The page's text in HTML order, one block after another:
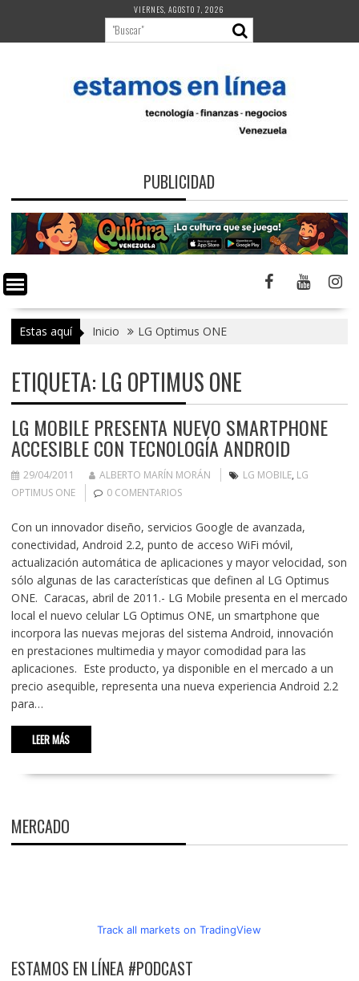
contenido
VIERNES, AGOSTO 7, 2026
PUBLICIDAD
Estas aquí Inicio LG Optimus ONE
ETIQUETA: LG OPTIMUS ONE
LG MOBILE PRESENTA NUEVO SMARTPHONE
ACCESIBLE CON TECNOLOGÍA ANDROID
29/04/2011 ALBERTO MARÍN MORÁN LG MOBILE, LG
OPTIMUS ONE
0 COMENTARIOS
Con un innovador diseño, servicios Google de avanzada,
conectividad, Android 2.2, punto de acceso WiFi móvil,
actualización automática de aplicaciones y mayor velocidad, son
sólo algunas de las características que definen al LG Optimus
ONE. Caracas, abril de 2011.- LG Mobile presenta en el mercado
local el nuevo celular LG Optimus ONE, un smartphone que
incorpora las nuevas mejoras del sistema Android, innovación
en prestaciones multimedia y mayor comodidad para las
aplicaciones. Este producto, ya disponible en el mercado a un
precio asequible, representa una nueva experiencia Android 2.2
para…
LEER MÁS
MERCADO
Track all markets on TradingView
ESTAMOS EN LÍNEA #PODCAST